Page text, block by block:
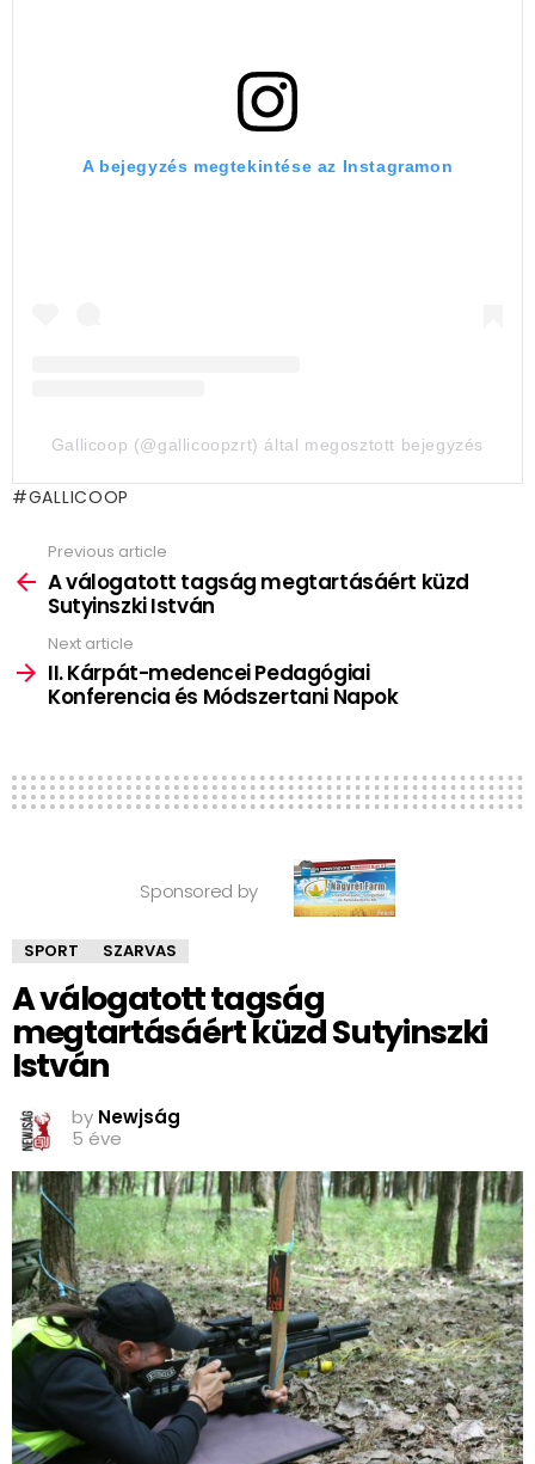
A bejegyzés megtekintése az Instagramon
Gallicoop (@gallicoopzrt) által megosztott bejegyzés
GALLICOOP
more
Previous article
A válogatott tagság megtartásáért küzd
Sutyinszki István
Next article
II. Kárpát-medencei Pedagógiai
Konferencia és Módszertani Napok
Sponsored by
SPORT SZARVAS
A válogatott tagság
megtartásáért küzd Sutyinszki
István
by Newjság
5 éve